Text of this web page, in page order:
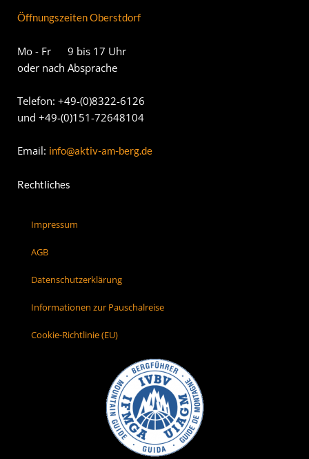
Öffnungszeiten Oberstdorf
Mo - Fr 9 bis 17 Uhr
oder nach Absprache
Telefon: +49-(0)8322-6126
und +49-(0)151-72648104
Email: info@aktiv-am-berg.de
Rechtliches
Impressum
AGB
Datenschutzerklärung
Informationen zur Pauschalreise
Cookie-Richtlinie (EU)